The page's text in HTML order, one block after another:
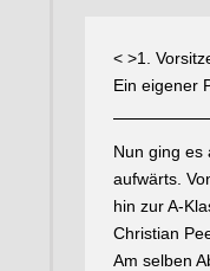
< >1.
Ein eigener
Nun ging es
aufwärts.
hin zur A-
Christian
Am selben